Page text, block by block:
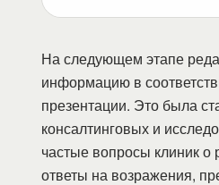
На следующем этапе
информацию в
презентации. Это была
консалтинговых и
частые вопросы клиник о
ответы на возражения,